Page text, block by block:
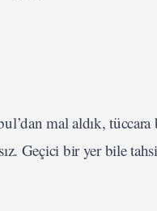
mal aldık, tüccara
Geçici bir yer bile